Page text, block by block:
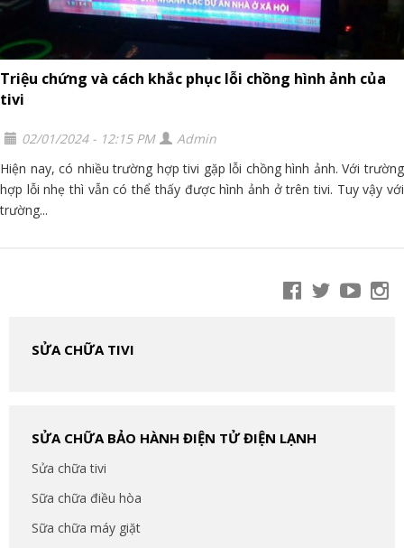
Triệu chứng và cách khắc phục lỗi chồng hình ảnh của
tivi
02/01/2024 - 12:15 PM
Admin
Hiện nay, có nhiều trường hợp tivi gặp lỗi chồng hình ảnh. Với trường
hợp lỗi nhẹ thì vẫn có thể thấy được hình ảnh ở trên tivi. Tuy vậy với
trường...
SỬA CHỮA TIVI
SỬA CHỮA BẢO HÀNH ĐIỆN TỬ ĐIỆN LẠNH
Sửa chữa tivi
Sữa chữa điều hòa
Sữa chữa máy giặt